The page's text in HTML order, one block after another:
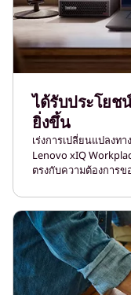
ได้รับประโยช
ยิ่งขึ้น
เร่งการเปลี่ยนแปลง
Lenovo xIQ
ตรงกับความต้องการ